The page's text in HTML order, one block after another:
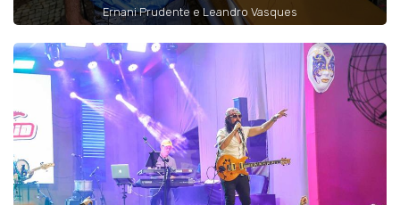
Ernani Prudente e Leandro Vasques